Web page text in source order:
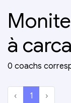
à
0 coachs
‹ 1 ›